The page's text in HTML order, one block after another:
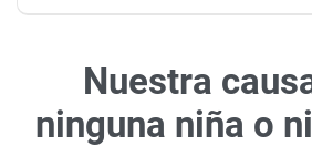
Nuestra
ninguna niña o